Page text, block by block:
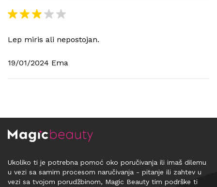
Lep miris ali nepostojan.
19/01/2024 Ema
Ukoliko ti je potrebna pomoć oko poručivanja ili imaš dilemu
u vezi sa samim procesom naručivanja - pitanje ili zahtev u
vezi sa tvojom porudžbinom, Magic Beauty tim podrške ti